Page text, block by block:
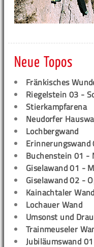
Neue Topos
Fränkisches
Riegelstein 03 -
Stierkampfarena
Neudorfer
Lochbergwand
Erinnerungswand
Buchenstein 01 -
Giselawand 01 -
Giselawand 02 -
Kainachtaler Wand
Lochauer Wand
Umsonst und
Trainmeuseler
Jubiläumswand